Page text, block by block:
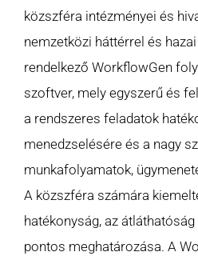
közszféra intézményei és
nemzetközi háttérrel és
rendelkező WorkflowGen
szoftver, mely egyszerű és
a rendszeres feladatok
menedzselésére és a nagy
munkafolyamatok,
A közszféra számára
hatékonyság, az
pontos meghatározása. A